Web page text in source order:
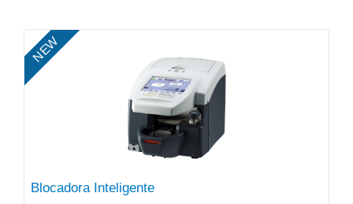
NEW
Blocadora Inteligente